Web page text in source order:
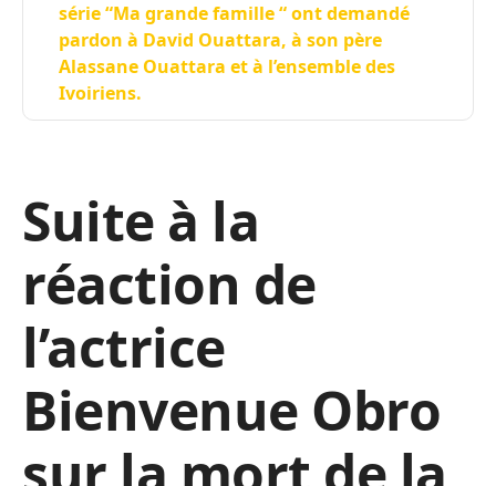
série “Ma grande famille “ ont demandé
pardon à David Ouattara, à son père
Alassane Ouattara et à l’ensemble des
Ivoiriens.
Suite à la
réaction de
l’actrice
Bienvenue Obro